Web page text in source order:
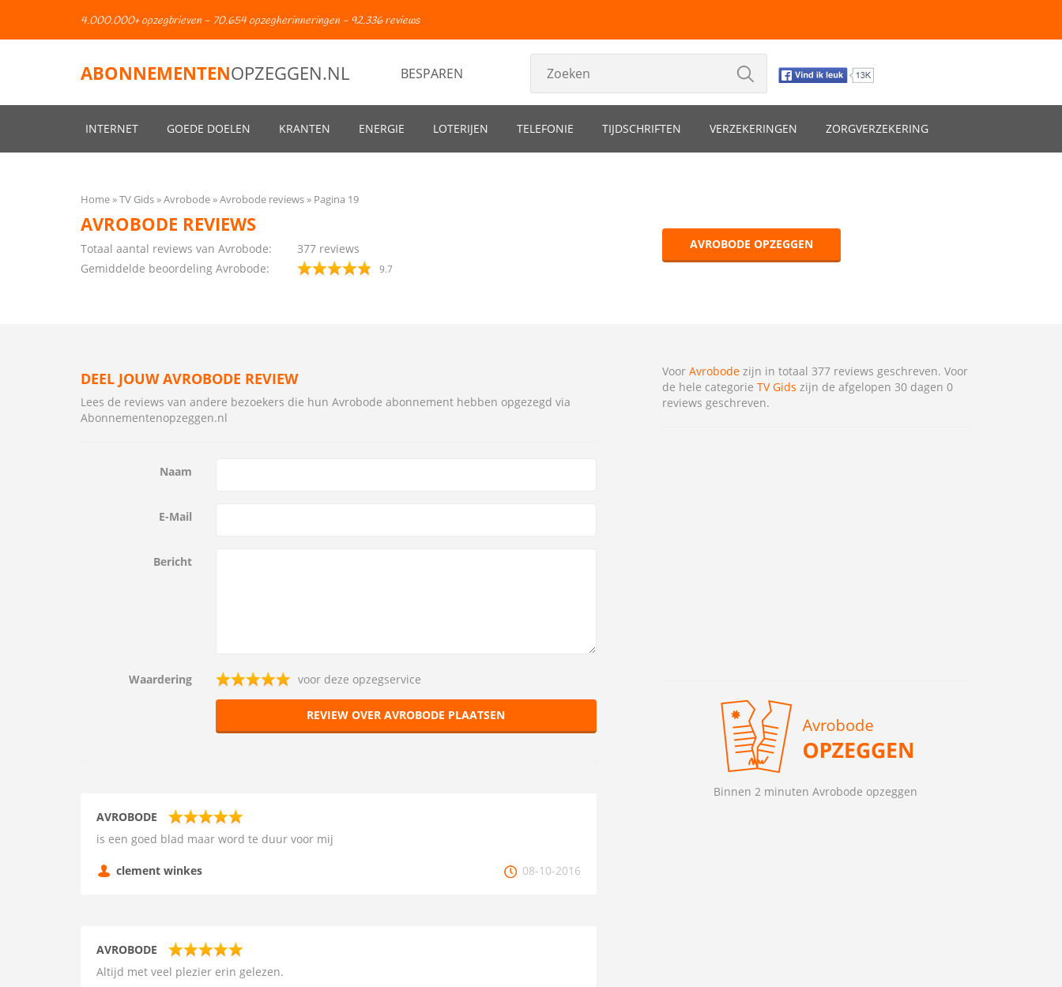
4.000.000+ opzegbrieven - 70.654 opzegherinneringen - 92.336 reviews
ABONNEMENTENOPZEGGEN.NL BESPAREN
INTERNET GOEDE DOELEN KRANTEN ENERGIE LOTERIJEN TELEFONIE TIJDSCHRIFTEN VERZEKERINGEN ZORGVERZEKERING
Home TV Gids Avrobode Avrobode reviews Pagina 19
AVROBODE REVIEWS
Totaal aantal reviews van Avrobode: 377 reviews
Gemiddelde beoordeling Avrobode:
9.7
AVROBODE OPZEGGEN
DEEL JOUW AVROBODE REVIEW
Lees de reviews van andere bezoekers die hun Avrobode abonnement hebben opgezegd via
Abonnementenopzeggen.nl
Naam
E-Mail
Bericht
Waardering voor deze opzegservice
REVIEW OVER AVROBODE PLAATSEN
AVROBODE
is een goed blad maar word te duur voor mij
clement winkes 08-10-2016
AVROBODE
Altijd met veel plezier erin gelezen.
Voor Avrobodezijn in totaal 377 reviews geschreven. Voor
de hele categorie TV Gids zijn de afgelopen 30 dagen 0
reviews geschreven.
Binnen 2 minuten Avrobode opzeggen